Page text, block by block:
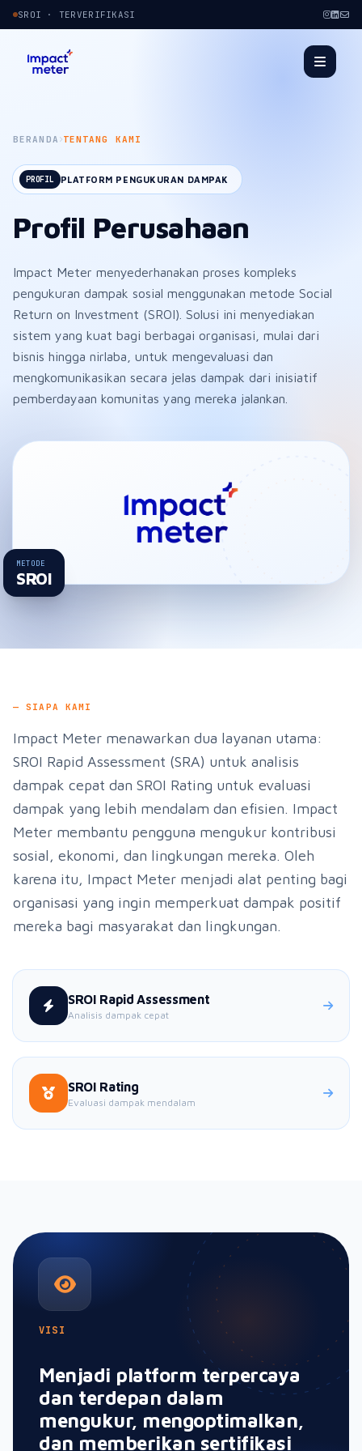
SROI · TERVERIFIKASI
BERANDA TENTANG KAMI
PROFIL PLATFORM PENGUKURAN DAMPAK
Profil Perusahaan
Impact Meter menyederhanakan proses kompleks
pengukuran dampak sosial menggunakan metode Social
Return on Investment (SROI). Solusi ini menyediakan
sistem yang kuat bagi berbagai organisasi, mulai dari
bisnis hingga nirlaba, untuk mengevaluasi dan
mengkomunikasikan secara jelas dampak dari inisiatif
pemberdayaan komunitas yang mereka jalankan.
METODE
SROI
— SIAPA KAMI
Impact Meter menawarkan dua layanan utama:
SROI Rapid Assessment (SRA) untuk analisis
dampak cepat dan SROI Rating untuk evaluasi
dampak yang lebih mendalam dan efisien. Impact
Meter membantu pengguna mengukur kontribusi
sosial, ekonomi, dan lingkungan mereka. Oleh
karena itu, Impact Meter menjadi alat penting bagi
organisasi yang ingin memperkuat dampak positif
mereka bagi masyarakat dan lingkungan.
SROI Rapid Assessment
Analisis dampak cepat
SROI Rating
Evaluasi dampak mendalam
VISI
Menjadi platform terpercaya
dan terdepan dalam
mengukur, mengoptimalkan,
dan memberikan sertifikasi